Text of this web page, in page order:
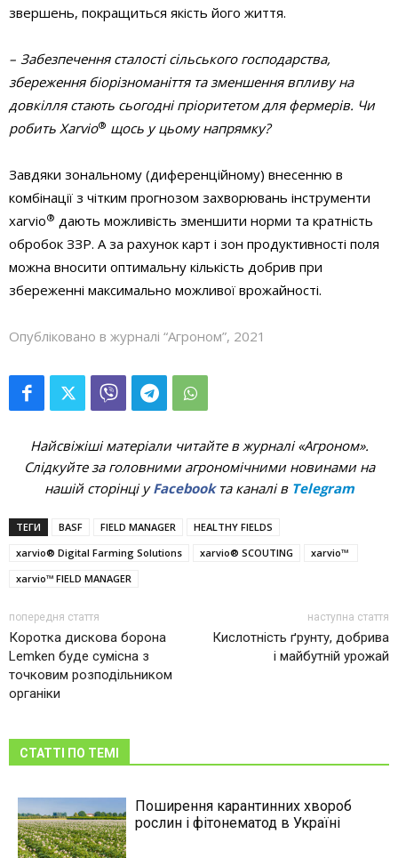
звершень, покращиться якість його життя.
– Забезпечення сталості сільського господарства,
збереження біорізноманіття та зменшення впливу на
довкілля стають сьогодні пріоритетом для фермерів. Чи
робить Xarvio® щось у цьому напрямку?
Завдяки зональному (диференційному) внесенню в
комбінації з чітким прогнозом захворювань інструменти
xarvio® дають можливість зменшити норми та кратність
обробок ЗЗР. А за рахунок карт і зон продуктивності поля
можна вносити оптимальну кількість добрив при
збереженні максимально можливої врожайності.
Опубліковано в журналі “Агроном”, 2021
Найсвіжіші матеріали читайте в журналі «Агроном».
Слідкуйте за головними агрономічними новинами на
нашій сторінці уFacebookта каналі в Telegram
ТЕГИ BASF FIELD MANAGER
HEALTHY FIELDS
xarvio® Digital Farming Solutions
xarvio® SCOUTING
‌xarvio™‌ ‌
xarvio™ FIELD MANAGER
попередня стаття
Коротка дискова борона
Lemken буде сумісна з
точковим розподільником
органіки
наступна стаття
Кислотність ґрунту, добрива
і майбутній урожай
СТАТТІ ПО ТЕМІ
Поширення карантинних хвороб
рослин і фітонематод в Україні